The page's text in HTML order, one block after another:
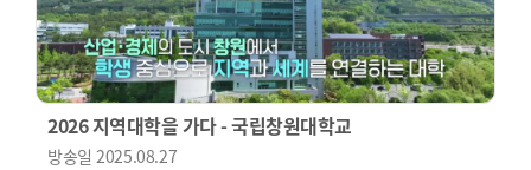
2026 지역대학을 가다 - 국립창원대학교
방송일2025.08.27